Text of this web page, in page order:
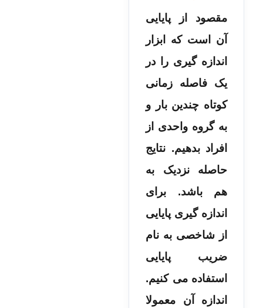
مقصود از پایایی
آن است که ابزار
اندازه گیری را در
یک فاصله زمانی
کوتاه چندین بار و
به گروه واحدی از
افراد بدهیم. نتایج
حاصله نزدیک به
هم باشد. برای
اندازه گیری پایایی
از شاخصی به نام
ضریب پایایی
استفاده می کنیم.
اندازه آن معمولا